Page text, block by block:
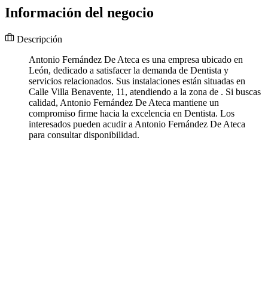
Información del negocio
Descripción
Antonio Fernández De Ateca es una empresa ubicado en
León, dedicado a satisfacer la demanda de Dentista y
servicios relacionados. Sus instalaciones están situadas en
Calle Villa Benavente, 11, atendiendo a la zona de . Si buscas
calidad, Antonio Fernández De Ateca mantiene un
compromiso firme hacia la excelencia en Dentista. Los
interesados pueden acudir a Antonio Fernández De Ateca
para consultar disponibilidad.